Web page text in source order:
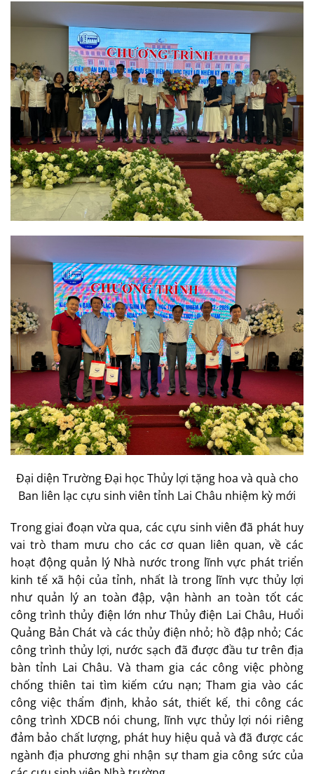
Đại diện Trường Đại học Thủy lợi tặng hoa và quà cho
Ban liên lạc cựu sinh viên tỉnh Lai Châu nhiệm kỳ mới
Trong giai đoạn vừa qua, các cựu sinh viên đã phát huy
vai trò tham mưu cho các cơ quan liên quan, về các
hoạt động quản lý Nhà nước trong lĩnh vực phát triển
kinh tế xã hội của tỉnh, nhất là trong lĩnh vực thủy lợi
như quản lý an toàn đập, vận hành an toàn tốt các
công trình thủy điện lớn như Thủy điện Lai Châu, Huổi
Quảng Bản Chát và các thủy điện nhỏ; hồ đập nhỏ; Các
công trình thủy lợi, nước sạch đã được đầu tư trên địa
bàn tỉnh Lai Châu. Và tham gia các công việc phòng
chống thiên tai tìm kiếm cứu nạn; Tham gia vào các
công việc thẩm định, khảo sát, thiết kế, thi công các
công trình XDCB nói chung, lĩnh vực thủy lợi nói riêng
đảm bảo chất lượng, phát huy hiệu quả và đã được các
ngành địa phương ghi nhận sự tham gia công sức của